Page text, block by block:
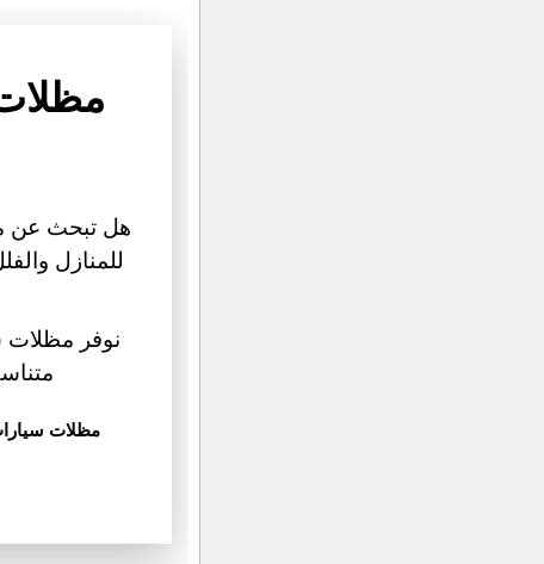
هل تبحث عن
للمنازل
نوفر مظلات
مظلات